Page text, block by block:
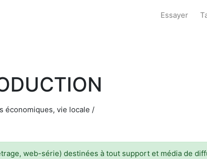
Essayer
économiques, vie locale /
web-série) destinées à tout support et média de